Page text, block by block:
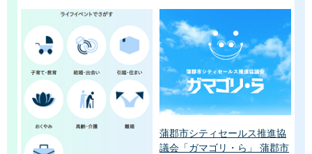
蒲郡市シティセールス推進協
議会「ガマゴリ・ら」 蒲郡市